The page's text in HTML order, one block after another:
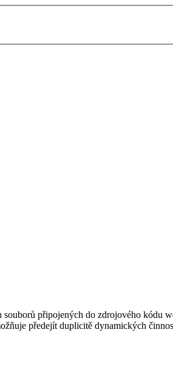
připojených do zdrojového kódu
předejít duplicitě dynamických